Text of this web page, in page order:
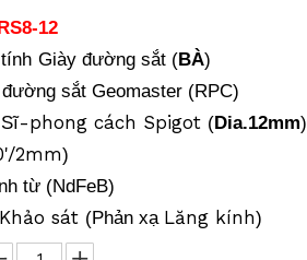
12
Giày đường sắt (BÀ)
sắt Geomaster (RPC)
-phong cách Spigot (Dia.12mm)
2mm)
từ (NdFeB)
Khảo sát (Phản xạ Lăng kính)